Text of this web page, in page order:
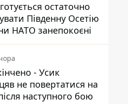
остаточно
Південну Осетію
НАТО занепокоєні
- Усик
не повертатися на
наступного бою